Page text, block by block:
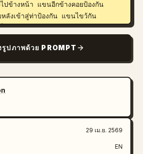
ปข้างหน้า แขนอีกข้างคอยป้องกัน
ลังเข้าสู่ท่าป้องกัน แขนไขว้กัน
กวาดแขนลงในท่ายืนลึก
ดยใช้เท้าเป็นจุดหมุน เป็นการ
ลม
วแบบกวาดต่ำใกล้พื้นในท่าสควอท
างนุ่มนวลจากท่าต่ำ เป็นการ
น
ควบคุมได้ แขนข้างหนึ่งยกขึ้นเพื่อ
ยการทำความเคารพ เท้าชิดกัน มือ
รูปภาพด้วย PROMPT
29 เม.ย. 2569
EN